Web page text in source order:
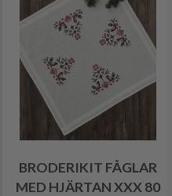
BRODERIKIT FÅGLAR
MED HJÄRTAN XXX 80